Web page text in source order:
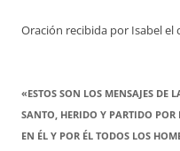
Oración recibida por Isabel el
«ESTOS SON LOS MENSAJES DE
SANTO, HERIDO Y PARTIDO
EN ÉL Y POR ÉL TODOS LOS